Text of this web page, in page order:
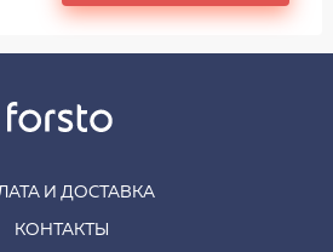
И ДОСТАВКА
КОНТАКТЫ